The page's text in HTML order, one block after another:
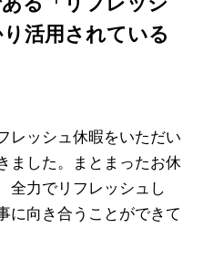
活用されている
レッシュ休暇をいただい
ました。まとまったお休
全力でリフレッシュし
に向き合うことができて